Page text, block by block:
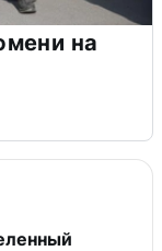
на